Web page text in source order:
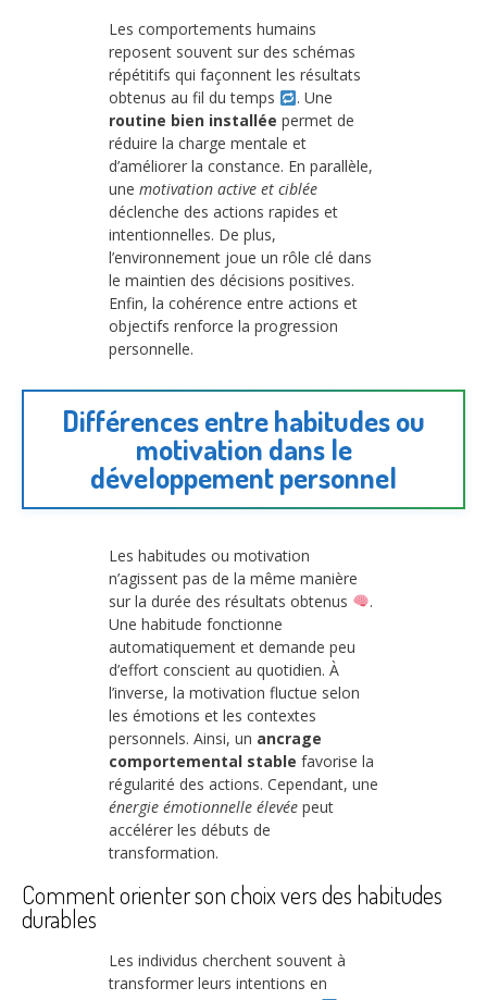
Les comportements humains
reposent souvent sur des schémas
répétitifs qui façonnent les résultats
obtenus au fil du temps
. Une
routine bien installée permet de
réduire la charge mentale et
d’améliorer la constance. En parallèle,
une motivation active et ciblée
déclenche des actions rapides et
intentionnelles. De plus,
l’environnement joue un rôle clé dans
le maintien des décisions positives.
Enfin, la cohérence entre actions et
objectifs renforce la progression
personnelle.
Différences entre habitudes ou
motivation dans le
développement personnel
Les habitudes ou motivation
n’agissent pas de la même manière
sur la durée des résultats obtenus
.
Une habitude fonctionne
automatiquement et demande peu
d’effort conscient au quotidien. À
l’inverse, la motivation fluctue selon
les émotions et les contextes
personnels. Ainsi, un ancrage
comportemental stable favorise la
régularité des actions. Cependant, une
énergie émotionnelle élevée peut
accélérer les débuts de
transformation.
Comment orienter son choix vers des habitudes
durables
Les individus cherchent souvent à
transformer leurs intentions en